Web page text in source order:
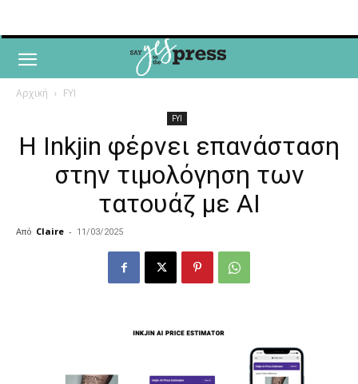
Αρχική FYI
FYI
Η Inkjin φέρνει επανάσταση
στην τιμολόγηση των
τατουάζ με AI
Από Claire - 11/03/2025